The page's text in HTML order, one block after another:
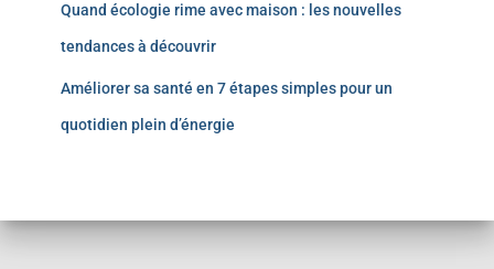
Quand écologie rime avec maison : les nouvelles
tendances à découvrir
Améliorer sa santé en 7 étapes simples pour un
quotidien plein d’énergie